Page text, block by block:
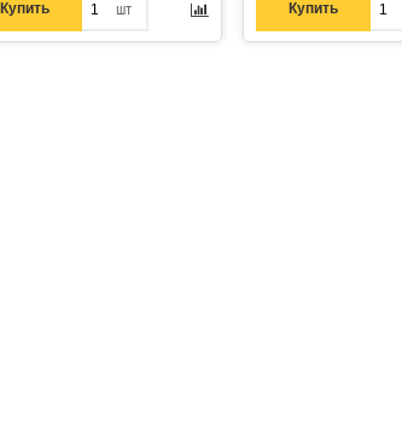
Купить шт Купить